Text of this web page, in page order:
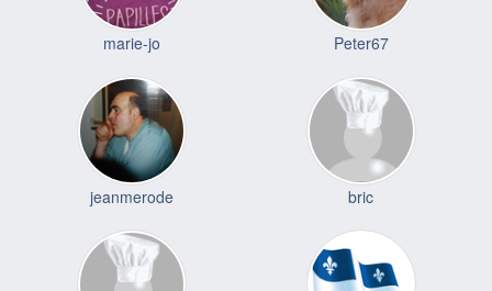
marie-jo Peter67
jeanmerode bric